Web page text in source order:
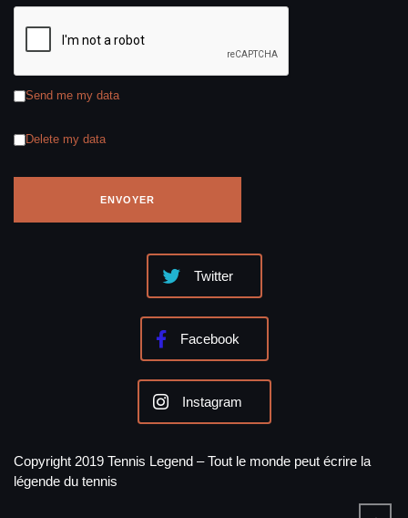
Send me my data
Delete my data
Twitter
Facebook
Instagram
Copyright 2019 Tennis Legend – Tout le monde peut écrire la
légende du tennis